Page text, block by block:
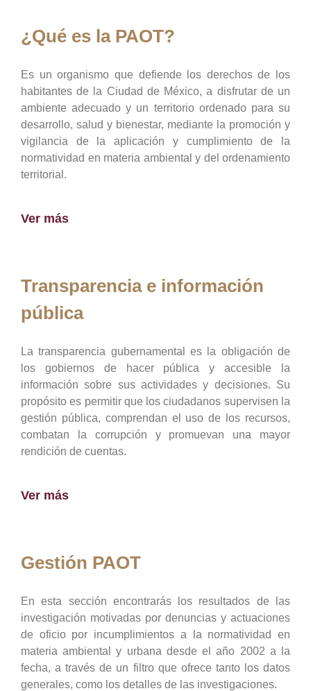
¿Qué es la PAOT?
Es un organismo que defiende los derechos de los
habitantes de la Ciudad de México, a disfrutar de un
ambiente adecuado y un territorio ordenado para su
desarrollo, salud y bienestar, mediante la promoción y
vigilancia de la aplicación y cumplimiento de la
normatividad en materia ambiental y del ordenamiento
territorial.
Ver más
Transparencia e información
pública
La transparencia gubernamental es la obligación de
los gobiernos de hacer pública y accesible la
información sobre sus actividades y decisiones. Su
propósito es permitir que los ciudadanos supervisen la
gestión pública, comprendan el uso de los recursos,
combatan la corrupción y promuevan una mayor
rendición de cuentas.
Ver más
Gestión PAOT
En esta sección encontrarás los resultados de las
investigación motivadas por denuncias y actuaciones
de oficio por incumplimientos a la normatividad en
materia ambiental y urbana desde el año 2002 a la
fecha, a través de un filtro que ofrece tanto los datos
generales, como los detalles de las investigaciones.